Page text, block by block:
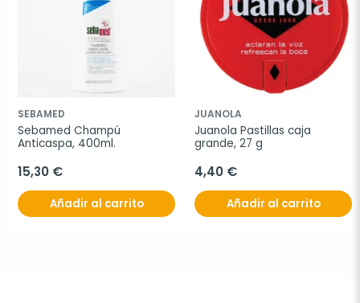
SEBAMED
Sebamed Champú
Anticaspa, 400ml.
15,30 €
Añadir al carrito
JUANOLA
Juanola Pastillas caja
grande, 27 g
4,40 €
Añadir al carrito